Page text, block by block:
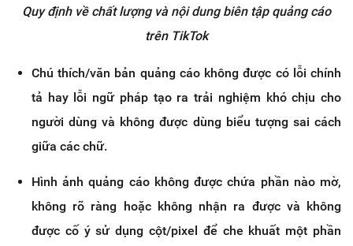
Quy định về chất lượng và nội dung biên tập quảng cáo
trên TikTok
Chú thích/văn bản quảng cáo không được có lỗi chính
tả hay lỗi ngữ pháp tạo ra trải nghiệm khó chịu cho
người dùng và không được dùng biểu tượng sai cách
giữa các chữ.
Hình ảnh quảng cáo không được chứa phần nào mờ,
không rõ ràng hoặc không nhận ra được và không
được cố ý sử dụng cột/pixel để che khuất một phần